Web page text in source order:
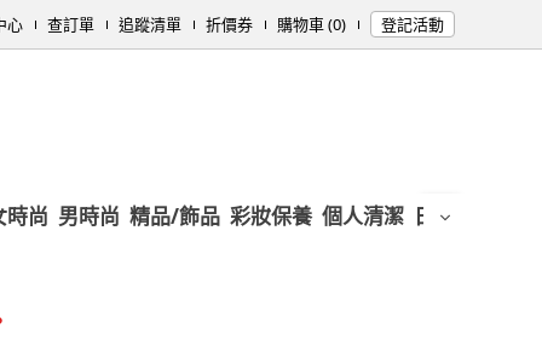
心 查訂單 追蹤清單 折價券 購物車 (0) 登記活動
時尚 男時尚 精品/飾品 彩妝保養 個人清潔 日用/紙品